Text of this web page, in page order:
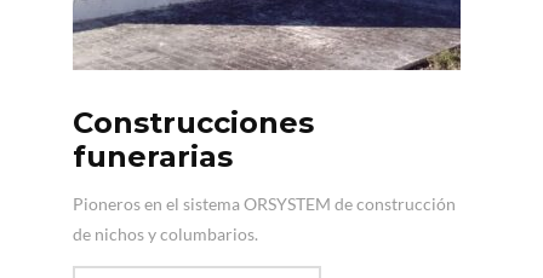
Construcciones
funerarias
Pioneros en el sistema ORSYSTEM de construcción
de nichos y columbarios.